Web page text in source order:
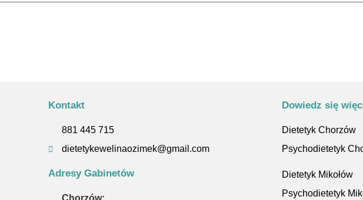
Kontakt
881 445 715
dietetykewelinaozimek@gmail.com
Adresy Gabinetów
Dowiedz się
Dietetyk Chorzów
Psychodietetyk
Dietetyk Mikołów
Psychodietetyk